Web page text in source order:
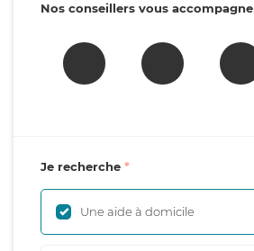
Nos conseillers vous
Je recherche
Une aide à domicile